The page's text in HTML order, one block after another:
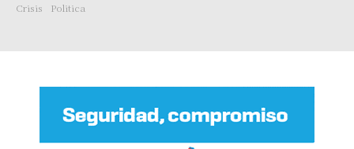
Crisis
Politica